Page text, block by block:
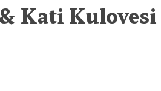
Kati Kulovesi